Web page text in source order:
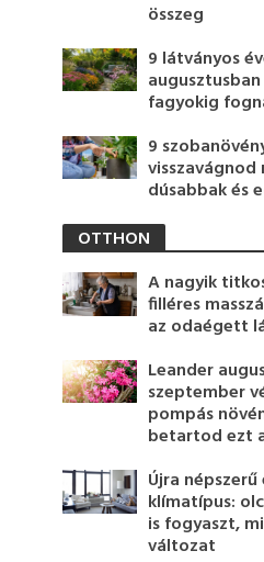
összeg
9 látványos
fagyokig
9
visszavágnod
dúsabbak és
OTTHON
A nagyik
filléres
az odaégett
Leander
szeptember
pompás
betartod ezt
Újra
klímatípus:
is fogyaszt,
változat